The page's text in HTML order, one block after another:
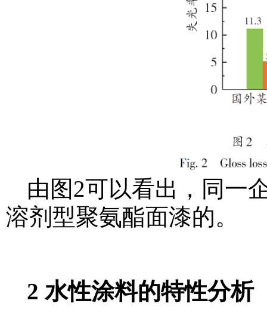
由图2可以看出，同一
溶剂型聚氨酯面漆的。
2 水性涂料的特性分析